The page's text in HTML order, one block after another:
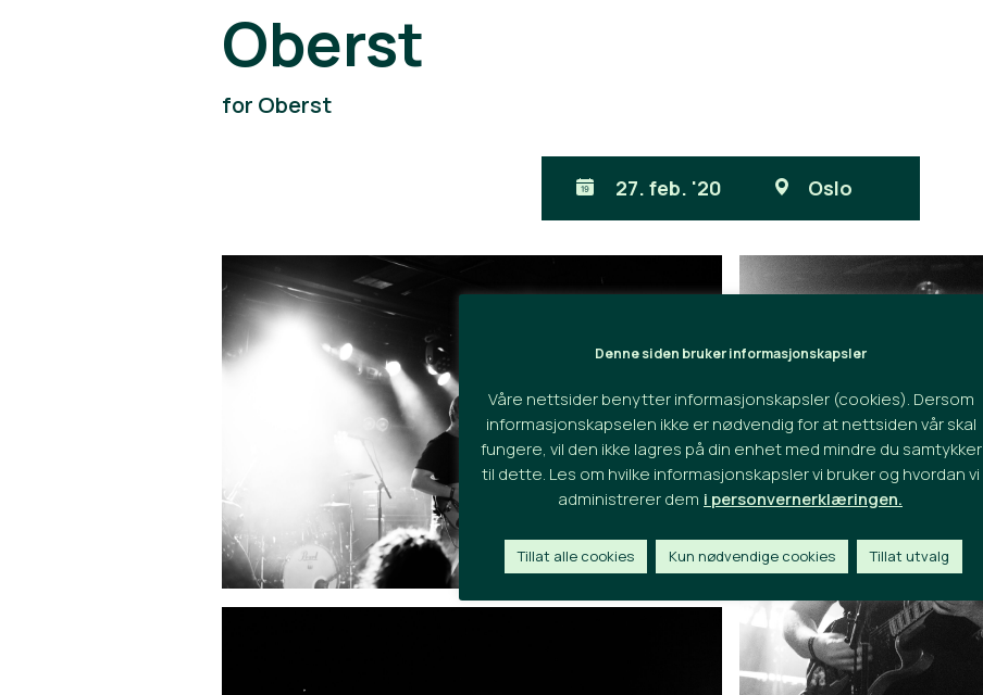
Oberst
for Oberst
27. feb. '20 Oslo
Denne siden bruker informasjonskapsler
Våre nettsider benytter informasjonskapsler (cookies). Dersom
informasjonskapselen ikke er nødvendig for at nettsiden vår skal
fungere, vil den ikke lagres på din enhet med mindre du samtykker
til dette. Les om hvilke informasjonskapsler vi bruker og hvordan vi
administrerer dem i personvernerklæringen.
Tillat alle cookies Kun nødvendige cookies Tillat utvalg